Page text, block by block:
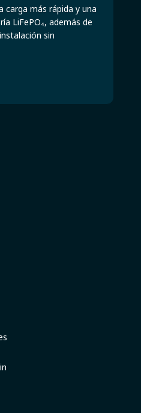
carga más rápida y una
LiFePO₄, además de
sin